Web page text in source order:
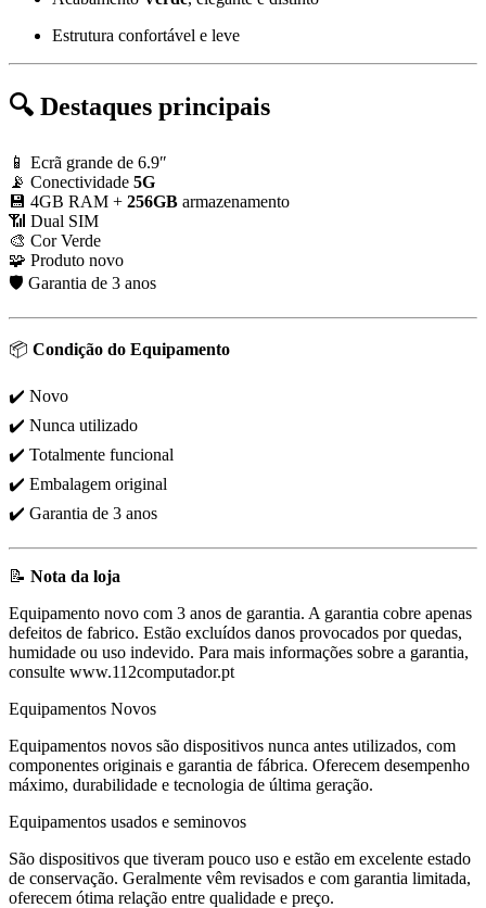
Estrutura confortável e leve
🔍 Destaques principais
📱 Ecrã grande de 6.9″
📡 Conectividade 5G
💾 4GB RAM + 256GB armazenamento
📶 Dual SIM
🎨 Cor Verde
🧩 Produto novo
🛡️ Garantia de 3 anos
📦 Condição do Equipamento
✔️ Novo
✔️ Nunca utilizado
✔️ Totalmente funcional
✔️ Embalagem original
✔️ Garantia de 3 anos
📝 Nota da loja
Equipamento novo com 3 anos de garantia. A garantia cobre apenas
defeitos de fabrico. Estão excluídos danos provocados por quedas,
humidade ou uso indevido. Para mais informações sobre a garantia,
consulte www.112computador.pt
Equipamentos Novos
Equipamentos novos são dispositivos nunca antes utilizados, com
componentes originais e garantia de fábrica. Oferecem desempenho
máximo, durabilidade e tecnologia de última geração.
Equipamentos usados e seminovos
São dispositivos que tiveram pouco uso e estão em excelente estado
de conservação. Geralmente vêm revisados e com garantia limitada,
oferecem ótima relação entre qualidade e preço.